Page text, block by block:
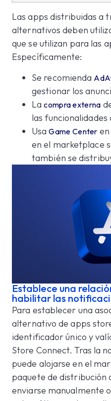
Las apps distribuidas a
alternativos deben
que se utilizan para las
Específicamente:
Se recomienda
gestionar los
Lacompra externa
las
UsaGame Center
en el marketplace
también se
Establece una
habilitar las
Para establecer una
alternativo de apps
identificador único y
Store Connect. Tras la
puede alojarse en el
paquete de distribución
enviarse manualmente